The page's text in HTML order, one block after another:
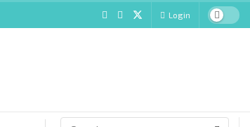
Login